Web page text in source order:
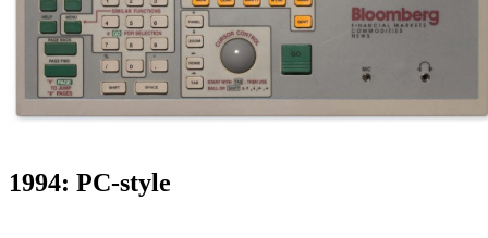
1994: PC-style